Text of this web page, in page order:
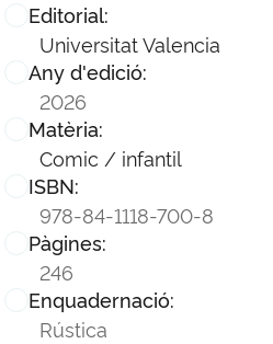
Editorial:
Universitat Valencia
Any d'edició:
2026
Matèria:
Comic / infantil
ISBN:
978-84-1118-700-8
Pàgines:
246
Enquadernació:
Rústica